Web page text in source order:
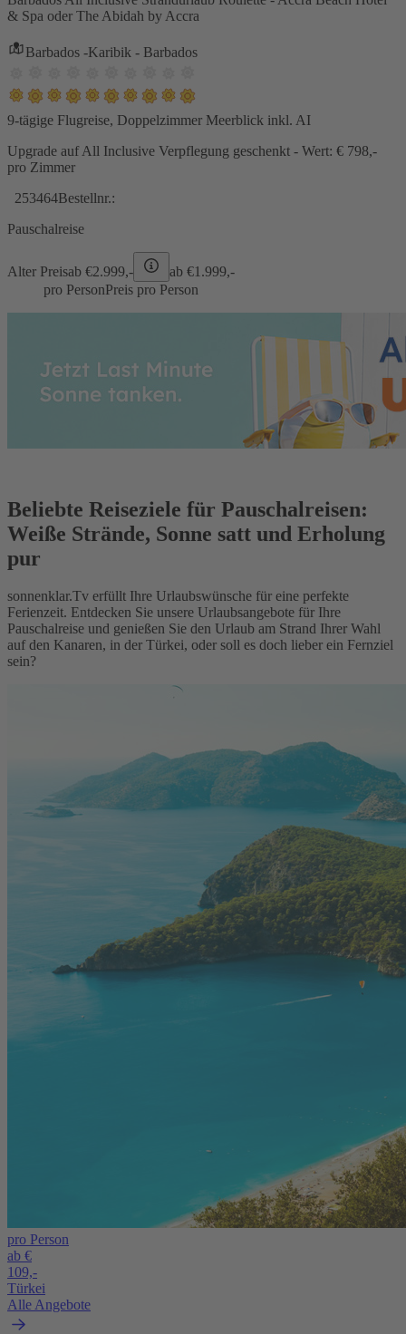
& Spa oder The Abidah by Accra
Barbados -Karibik - Barbados
9-tägige Flugreise, Doppelzimmer Meerblick inkl. AI
Upgrade auf All Inclusive Verpflegung geschenkt - Wert: € 798,-
pro Zimmer
253464Bestellnr.:
Pauschalreise
Alter Preisab €2.999,- ab €1.999,-
pro PersonPreis pro Person
Beliebte Reiseziele für Pauschalreisen:
Weiße Strände, Sonne satt und Erholung
pur
sonnenklar.Tv erfüllt Ihre Urlaubswünsche für eine perfekte
Ferienzeit. Entdecken Sie unsere Urlaubsangebote für Ihre
Pauschalreise und genießen Sie den Urlaub am Strand Ihrer Wahl
auf den Kanaren, in der Türkei, oder soll es doch lieber ein Fernziel
sein?
pro Person
ab €
109,-
Türkei
Alle Angebote